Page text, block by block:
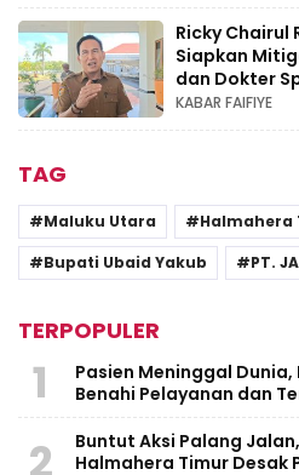
Ricky Chairul
Siapkan
dan Dokter
KABAR FAIFIYE
TAG
Maluku Utara Halmahera
Bupati Ubaid Yakub
PT.
TERPOPULER
1
Pasien Meninggal
Benahi Pelayanan dan
2
Buntut Aksi Palang
Halmahera Timur Desak